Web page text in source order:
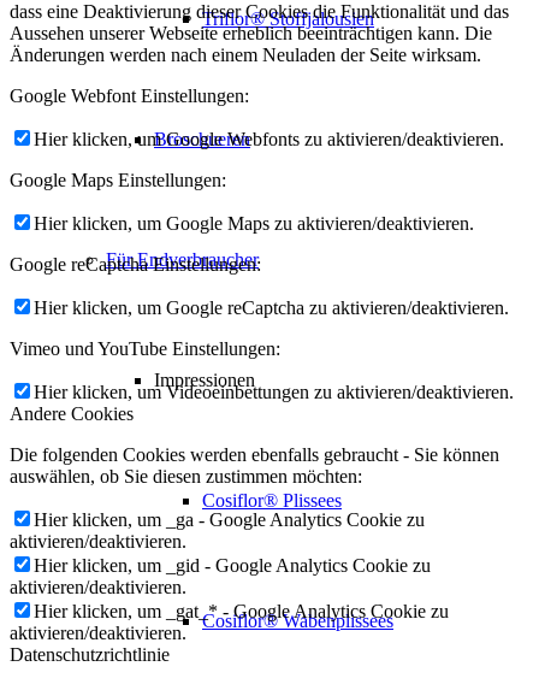
Triflor® Stoffjalousien
Broschueren
Für Endverbraucher
Impressionen
Cosiflor® Plissees
Cosiflor® Wabenplissees
dass eine Deaktivierung dieser Cookies die Funktionalität und das
Aussehen unserer Webseite erheblich beeinträchtigen kann. Die
Änderungen werden nach einem Neuladen der Seite wirksam.
Google Webfont Einstellungen:
Hier klicken, um Google Webfonts zu aktivieren/deaktivieren.
Google Maps Einstellungen:
Hier klicken, um Google Maps zu aktivieren/deaktivieren.
Google reCaptcha Einstellungen:
Hier klicken, um Google reCaptcha zu aktivieren/deaktivieren.
Vimeo und YouTube Einstellungen:
Hier klicken, um Videoeinbettungen zu aktivieren/deaktivieren.
Andere Cookies
Die folgenden Cookies werden ebenfalls gebraucht - Sie können
auswählen, ob Sie diesen zustimmen möchten:
Hier klicken, um _ga - Google Analytics Cookie zu
aktivieren/deaktivieren.
Hier klicken, um _gid - Google Analytics Cookie zu
aktivieren/deaktivieren.
Hier klicken, um _gat_* - Google Analytics Cookie zu
aktivieren/deaktivieren.
Datenschutzrichtlinie